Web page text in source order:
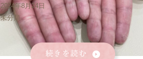
2024年8月24日
未分類
続きを読む